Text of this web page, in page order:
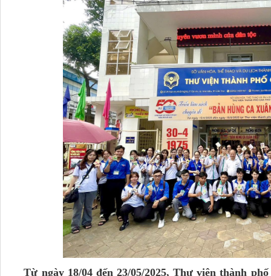
Từ ngày 18/04 đến 23/05/2025, Thư viện thành